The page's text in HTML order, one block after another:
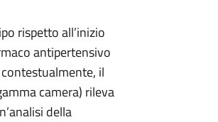
rispetto all’inizio
antipertensivo
il
camera) rileva
della